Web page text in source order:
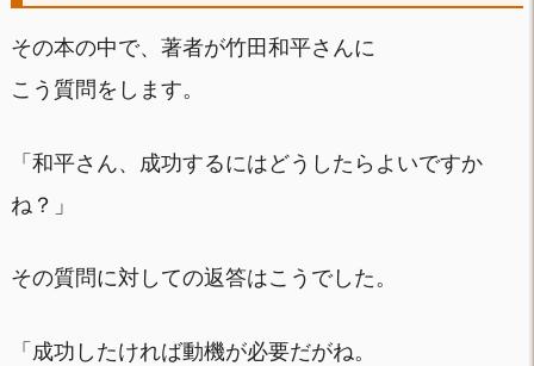
その本の中で、著者が竹田和平さんに
こう質問をします。
「和平さん、成功するにはどうしたらよいですか
ね？」
その質問に対しての返答はこうでした。
「成功したければ動機が必要だがね。